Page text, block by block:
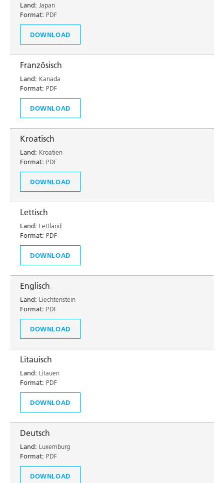
Land: Japan
Format: PDF
DOWNLOAD
Französisch
Land: Kanada
Format: PDF
DOWNLOAD
Kroatisch
Land: Kroatien
Format: PDF
DOWNLOAD
Lettisch
Land: Lettland
Format: PDF
DOWNLOAD
Englisch
Land: Liechtenstein
Format: PDF
DOWNLOAD
Litauisch
Land: Litauen
Format: PDF
DOWNLOAD
Deutsch
Land: Luxemburg
Format: PDF
DOWNLOAD